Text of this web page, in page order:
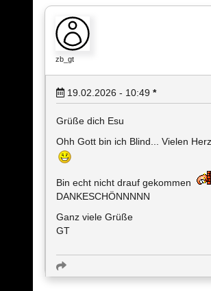
zb_gt
19.02.2026 - 10:49 *
Grüße dich Esu
Ohh Gott bin ich Blind... Vielen
Bin echt nicht drauf gekommen
DANKESCHÖNNNNN
Ganz viele Grüße
GT